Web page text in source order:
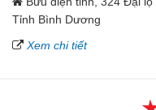
Tỉnh Bình Dương
Xem chi tiết